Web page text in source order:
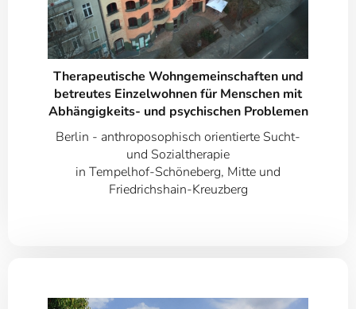
Therapeutische Wohngemeinschaften und
betreutes Einzelwohnen für Menschen mit
Abhängigkeits- und psychischen Problemen
Berlin - anthroposophisch orientierte Sucht-
und Sozialtherapie
in Tempelhof-Schöneberg, Mitte und
Friedrichshain-Kreuzberg